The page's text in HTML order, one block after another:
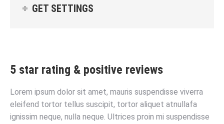
GET SETTINGS
5 star rating & positive reviews
Lorem ipsum dolor sit amet, mauris suspendisse viverra
eleifend tortor tellus suscipit, tortor aliquet atnullafa
ignissim neque, nulla neque. Ultrices proin mi suspendisse